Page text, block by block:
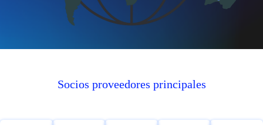
Socios proveedores principales